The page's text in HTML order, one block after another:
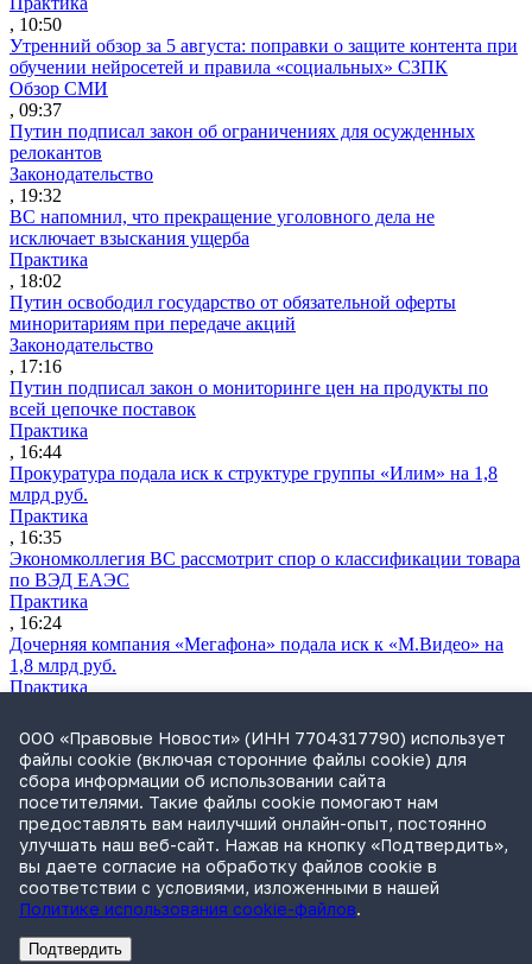
, 10:50
Утренний обзор за 5 августа: поправки о защите контента при
обучении нейросетей и правила «социальных» СЗПК
Обзор СМИ
, 09:37
Путин подписал закон об ограничениях для осужденных
релокантов
Законодательство
, 19:32
ВС напомнил, что прекращение уголовного дела не
исключает взыскания ущерба
Практика
, 18:02
Путин освободил государство от обязательной оферты
миноритариям при передаче акций
Законодательство
, 17:16
Путин подписал закон о мониторинге цен на продукты по
всей цепочке поставок
Практика
, 16:44
Прокуратура подала иск к структуре группы «Илим» на 1,8
млрд руб.
Практика
, 16:35
Экономколлегия ВС рассмотрит спор о классификации товара
по ВЭД ЕАЭС
Практика
, 16:24
Дочерняя компания «Мегафона» подала иск к «М.Видео» на
1,8 млрд руб.
Практика
СИП проверит отмену патента на систему управления
устройствами после возражений «Яндекса»
Практика
, 15:17
Суды 10 стран рассматривают иски российской «дочки»
Google о возврате дивидендов
Международная практика
, 14:09
ООО «Правовые Новости» (ИНН 7704317790) использует
файлы cookie (включая сторонние файлы cookie) для
сбора информации об использовании сайта
посетителями. Такие файлы cookie помогают нам
предоставлять вам наилучший онлайн-опыт, постоянно
улучшать наш веб-сайт. Нажав на кнопку «Подтвердить»,
вы даете согласие на обработку файлов cookie в
соответствии с условиями, изложенными в нашей
Политике использования cookie-файлов.
Подтвердить